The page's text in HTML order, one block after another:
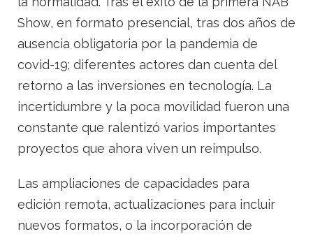
Show, en formato presencial, tras dos años de
ausencia obligatoria por la pandemia de
covid-19; diferentes actores dan cuenta del
retorno a las inversiones en tecnología. La
incertidumbre y la poca movilidad fueron una
constante que ralentizó varios importantes
proyectos que ahora viven un reimpulso.
Las ampliaciones de capacidades para
edición remota, actualizaciones para incluir
nuevos formatos, o la incorporación de